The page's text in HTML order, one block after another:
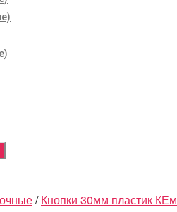
/Кнопки 30мм пластик КЕм